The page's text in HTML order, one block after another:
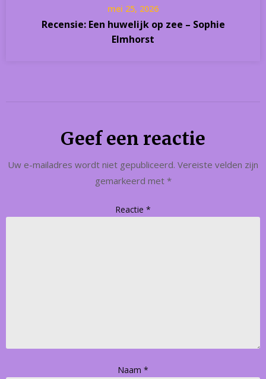
mei 25, 2026
Recensie: Een huwelijk op zee – Sophie
Elmhorst
Geef een reactie
Uw e-mailadres wordt niet gepubliceerd. Vereiste velden zijn
gemarkeerd met *
Reactie *
Naam *